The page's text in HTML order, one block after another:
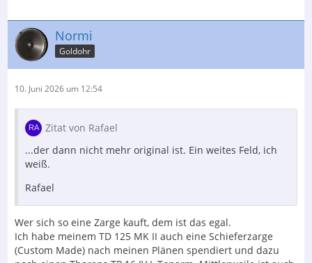
Normi
Goldohr
10. Juni 2026 um 12:54
Zitat von Rafael
...der dann nicht mehr original ist. Ein weites Feld, ich
weiß.
Rafael
Wer sich so eine Zarge kauft, dem ist das egal.
Ich habe meinem TD 125 MK II auch eine Schieferzarge
(Custom Made) nach meinen Plänen spendiert und dazu